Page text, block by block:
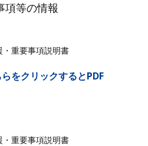
項等の情報
・重要事項説明書
をクリックするとPDF
・重要事項説明書